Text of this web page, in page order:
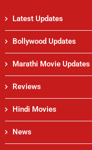
Latest Updates
Bollywood Updates
Marathi Movie Updates
Reviews
Hindi Movies
News